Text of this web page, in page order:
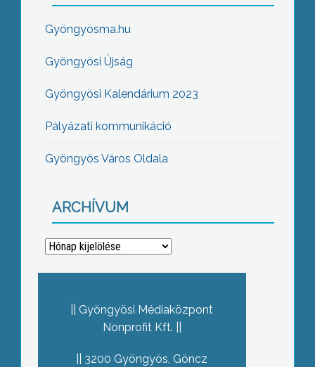
Gyöngyösma.hu
Gyöngyösi Újság
Gyöngyösi Kalendárium 2023
Pályázati kommunikáció
Gyöngyös Város Oldala
ARCHÍVUM
Archívum
Gyöngyösi Médiaközpont
Nonprofit Kft.
3200 Gyöngyös, Göncz